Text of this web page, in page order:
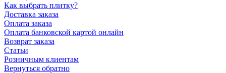
Как выбрать плитку?
Доставка заказа
Оплата заказа
Оплата банковской картой онлайн
Возврат заказа
Статьи
Розничным клиентам
Вернуться обратно